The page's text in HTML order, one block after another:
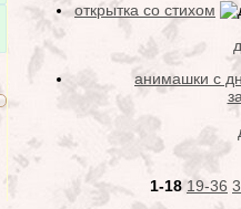
открытка со стихом
анимашки с
1-18 19-36